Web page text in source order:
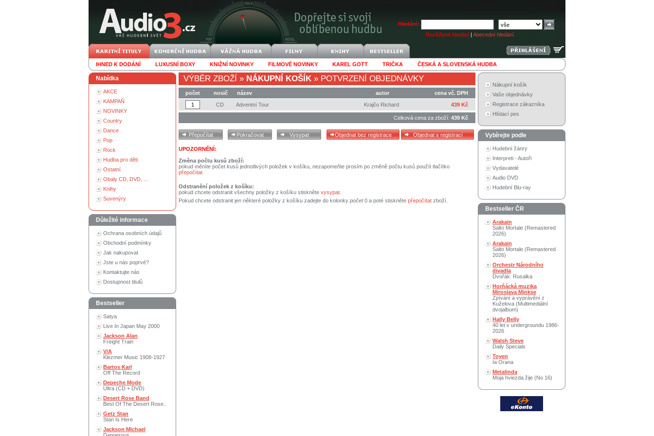
Hledání:
Rozšířené hledání | Abecední hledání
IHNED K DODÁNÍ LUXUSNÍ BOXY KNIŽNÍ NOVINKY FILMOVÉ NOVINKY KAREL GOTT TRIČKA ČESKÁ A SLOVENSKÁ HUDBA
Nabídka
AKCE
KAMPAŇ
NOVINKY
Country
Dance
Pop
Rock
Hudba pro děti
Ostatní
Obaly CD, DVD, ...
Knihy
Suvenýry
Důležité informace
Ochrana osobních údajů
Obchodní podmínky
Jak nakupovat
Jste u nás poprvé?
Kontaktujte nás
Dostupnost titulů
Bestseller
Satya
Live In Japan May 2000
Jackson Alan
Freight Train
V/A
Klezmer Music 1908-1927
Bartos Karl
Off The Record
Depeche Mode
Ultra (CD + DVD)
Desert Rose Band
Best Of The Desert Rose..
Getz Stan
Stan Is Here
Jackson Michael
VÝBĚR ZBOŽÍ » NÁKUPNÍ KOŠÍK » POTVRZENÍ OBJEDNÁVKY
počet nosič název autor
cena vč. DPH
CD
Adventní Tour Krajčo Richard 439 Kč
Celková cena za zboží: 439 Kč
UPOZORNĚNÍ:
Změna počtu kusů zboží:
pokud měníte počet kusů jednotlivých položek v košíku, nezapomeňte prosím po změně počtu kusů použít tlačítko
přepočítat
Odstranění položek z košíku:
pokud chcete odstranit všechny položky z košíku stiskněte vysypat
Pokud chcete odstranit jen některé položky z košíku zadejte do kolonky počet0 a poté stiskněte přepočítat zboží.
Nákupní košík
Vaše objednávky
Registrace zákazníka
Hlídací pes
Vybírejte podle
Hudební žánry
Interpreti - Autoři
Vydavatelé
Audio DVD
Hudební Blu-ray
Bestseller ČR
Arakain
Salto Mortale (Remastered
2026)
Arakain
Salto Mortale (Remastered
2026)
Orchestr Národního
divadla
Dvořák: Rusalka
Horňácká muzika
Miroslava Minkse
Zpívání a vyprávění z
Kuželova (Multimediální
dvojalbum)
Hally Belly
40 let v undergroundu 1986-
2026
Walsh Steve
Daily Specials
Toyen
Ia Orana
Metalinda
Moja hviezda žije (No 16)